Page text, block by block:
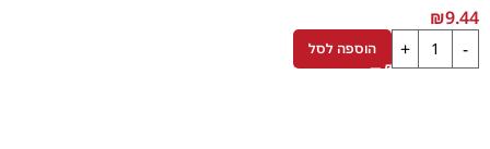
₪9.44
הוספה לסל